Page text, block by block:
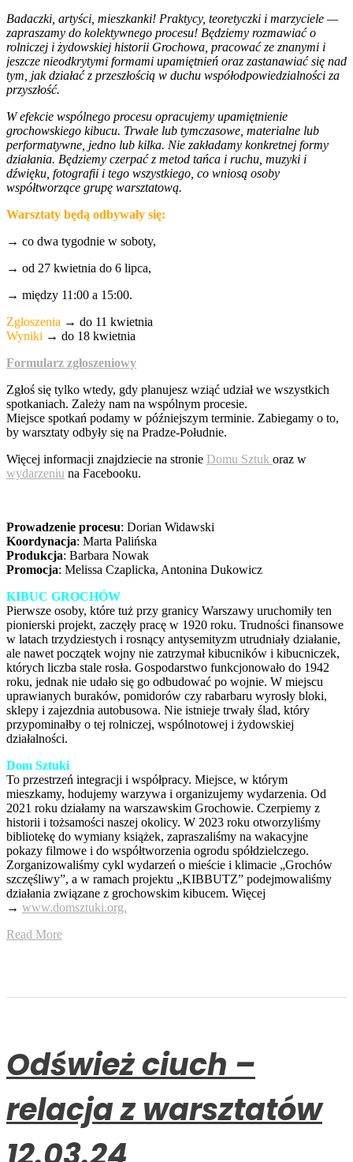
Badaczki, artyści, mieszkanki! Praktycy, teoretyczki i marzyciele —
zapraszamy do kolektywnego procesu! Będziemy rozmawiać o
rolniczej i żydowskiej historii Grochowa, pracować ze znanymi i
jeszcze nieodkrytymi formami upamiętnień oraz zastanawiać się nad
tym, jak działać z przeszłością w duchu współodpowiedzialności za
przyszłość.
W efekcie wspólnego procesu opracujemy upamiętnienie
grochowskiego kibucu. Trwałe lub tymczasowe, materialne lub
performatywne, jedno lub kilka. Nie zakładamy konkretnej formy
działania. Będziemy czerpać z metod tańca i ruchu, muzyki i
dźwięku, fotografii i tego wszystkiego, co wniosą osoby
współtworzące grupę warsztatową.
Warsztaty będą odbywały się:
→ co dwa tygodnie w soboty,
→ od 27 kwietnia do 6 lipca,
→ między 11:00 a 15:00.
Zgłoszenia → do 11 kwietnia
Wyniki → do 18 kwietnia
Formularz zgłoszeniowy
Zgłoś się tylko wtedy, gdy planujesz wziąć udział we wszystkich
spotkaniach. Zależy nam na wspólnym procesie.
Miejsce spotkań podamy w późniejszym terminie. Zabiegamy o to,
by warsztaty odbyły się na Pradze-Południe.
Więcej informacji znajdziecie na stronie Domu Sztuk oraz w
wydarzeniu na Facebooku.
Prowadzenie procesu: Dorian Widawski
Koordynacja: Marta Palińska
Produkcja: Barbara Nowak
Promocja: Melissa Czaplicka, Antonina Dukowicz
KIBUC GROCHÓW
Pierwsze osoby, które tuż przy granicy Warszawy uruchomiły ten
pionierski projekt, zaczęły pracę w 1920 roku. Trudności finansowe
w latach trzydziestych i rosnący antysemityzm utrudniały działanie,
ale nawet początek wojny nie zatrzymał kibucników i kibucniczek,
których liczba stale rosła. Gospodarstwo funkcjonowało do 1942
roku, jednak nie udało się go odbudować po wojnie. W miejscu
uprawianych buraków, pomidorów czy rabarbaru wyrosły bloki,
sklepy i zajezdnia autobusowa. Nie istnieje trwały ślad, który
przypominałby o tej rolniczej, wspólnotowej i żydowskiej
działalności.
Dom Sztuki
To przestrzeń integracji i współpracy. Miejsce, w którym
mieszkamy, hodujemy warzywa i organizujemy wydarzenia. Od
2021 roku działamy na warszawskim Grochowie. Czerpiemy z
historii i tożsamości naszej okolicy. W 2023 roku otworzyliśmy
bibliotekę do wymiany książek, zapraszaliśmy na wakacyjne
pokazy filmowe i do współtworzenia ogrodu spółdzielczego.
Zorganizowaliśmy cykl wydarzeń o mieście i klimacie „Grochów
szczęśliwy”, a w ramach projektu „KIBBUTZ” podejmowaliśmy
działania związane z grochowskim kibucem. Więcej
→ www.domsztuki.org.
Read More
Odśwież ciuch –
relacja z warsztatów